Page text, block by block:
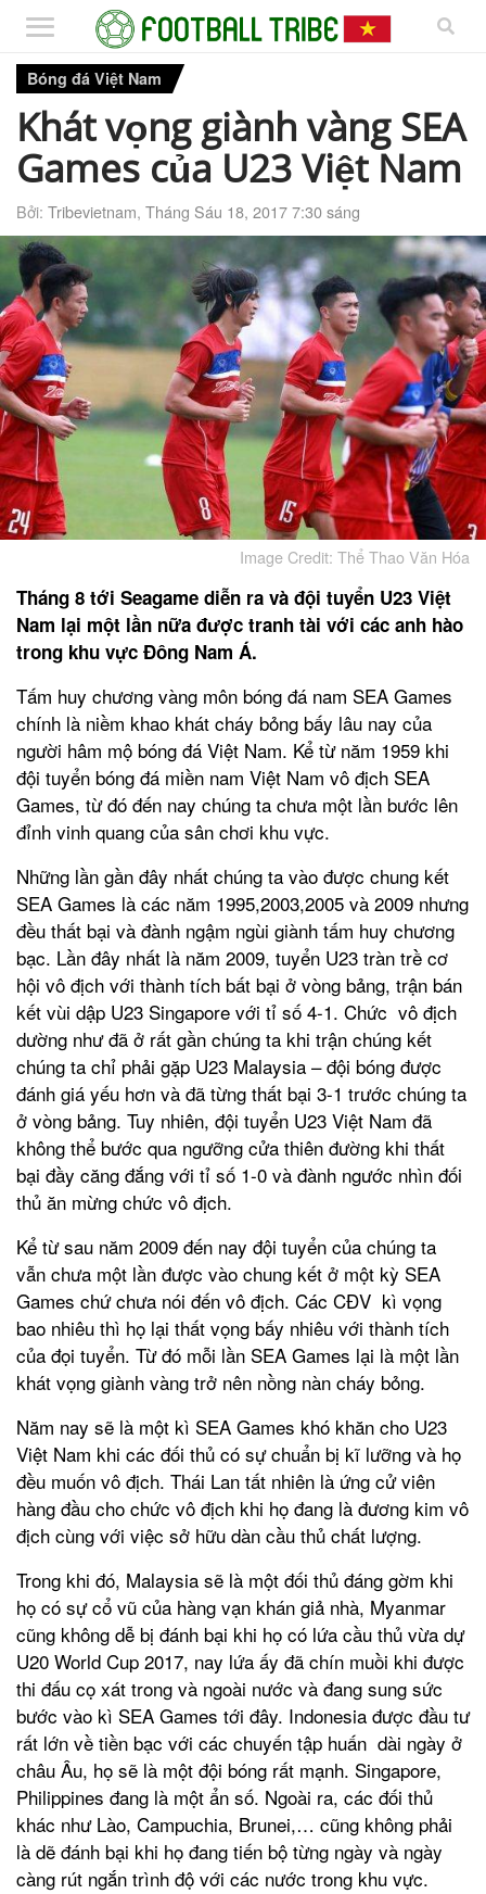
Bóng đá Việt Nam
Khát vọng giành vàng SEA
Games của U23 Việt Nam
Bởi: Tribevietnam, Tháng Sáu 18, 2017 7:30 sáng
Image Credit: Thể Thao Văn Hóa
Tháng 8 tới Seagame diễn ra và đội tuyển U23 Việt
Nam lại một lần nữa được tranh tài với các anh hào
trong khu vực Đông Nam Á.
Tấm huy chương vàng môn bóng đá nam SEA Games
chính là niềm khao khát cháy bỏng bấy lâu nay của
người hâm mộ bóng đá Việt Nam. Kể từ năm 1959 khi
đội tuyển bóng đá miền nam Việt Nam vô địch SEA
Games, từ đó đến nay chúng ta chưa một lần bước lên
đỉnh vinh quang của sân chơi khu vực.
Những lần gần đây nhất chúng ta vào được chung kết
SEA Games là các năm 1995,2003,2005 và 2009 nhưng
đều thất bại và đành ngậm ngùi giành tấm huy chương
bạc. Lần đây nhất là năm 2009, tuyển U23 tràn trề cơ
hội vô địch với thành tích bất bại ở vòng bảng, trận bán
kết vùi dập U23 Singapore với tỉ số 4-1. Chức vô địch
dường như đã ở rất gần chúng ta khi trận chúng kết
chúng ta chỉ phải gặp U23 Malaysia – đội bóng được
đánh giá yếu hơn và đã từng thất bại 3-1 trước chúng ta
ở vòng bảng. Tuy nhiên, đội tuyển U23 Việt Nam đã
không thể bước qua ngưỡng cửa thiên đường khi thất
bại đầy căng đắng với tỉ số 1-0 và đành ngước nhìn đối
thủ ăn mừng chức vô địch.
Kể từ sau năm 2009 đến nay đội tuyển của chúng ta
vẫn chưa một lần được vào chung kết ở một kỳ SEA
Games chứ chưa nói đến vô địch. Các CĐV kì vọng
bao nhiêu thì họ lại thất vọng bấy nhiêu với thành tích
của đọi tuyển. Từ đó mỗi lần SEA Games lại là một lần
khát vọng giành vàng trở nên nồng nàn cháy bỏng.
Năm nay sẽ là một kì SEA Games khó khăn cho U23
Việt Nam khi các đối thủ có sự chuẩn bị kĩ lưỡng và họ
đều muốn vô địch. Thái Lan tất nhiên là ứng cử viên
hàng đầu cho chức vô địch khi họ đang là đương kim vô
địch cùng với việc sở hữu dàn cầu thủ chất lượng.
Trong khi đó, Malaysia sẽ là một đối thủ đáng gờm khi
họ có sự cổ vũ của hàng vạn khán giả nhà, Myanmar
cũng không dễ bị đánh bại khi họ có lứa cầu thủ vừa dự
U20 World Cup 2017, nay lứa ấy đã chín muồi khi được
thi đấu cọ xát trong và ngoài nước và đang sung sức
bước vào kì SEA Games tới đây. Indonesia được đầu tư
rất lớn về tiền bạc với các chuyến tập huấn dài ngày ở
châu Âu, họ sẽ là một đội bóng rất mạnh. Singapore,
Philippines đang là một ẩn số. Ngoài ra, các đối thủ
khác như Lào, Campuchia, Brunei,… cũng không phải
là dẽ đánh bại khi họ đang tiến bộ từng ngày và ngày
càng rút ngắn trình độ với các nước trong khu vực.